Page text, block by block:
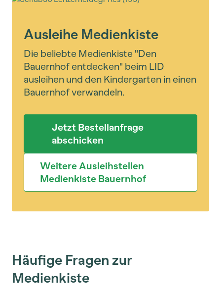
Ausleihe Medienkiste
Die beliebte Medienkiste "Den
Bauernhof entdecken" beim LID
ausleihen und den Kindergarten in einen
Bauernhof verwandeln.
Jetzt Bestellanfrage
abschicken
Weitere Ausleihstellen
Medienkiste Bauernhof
Häufige Fragen zur
Medienkiste